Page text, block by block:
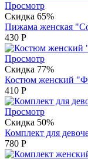
Просмотр
Скидка 65%
Пижама женская
430 Р
Просмотр
Скидка 77%
Костюм женский
410 Р
Просмотр
Скидка 50%
Комплект для
780 Р